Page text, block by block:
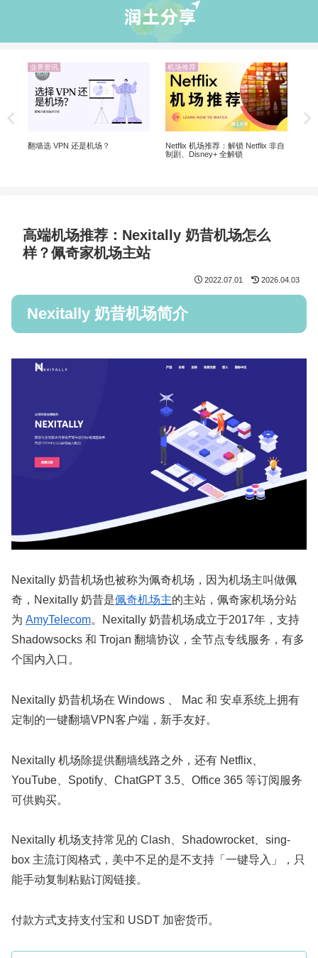
业界资讯
翻墙选 VPN 还是机场？
机场推荐
Netflix 机场推荐：解锁 Netflix 非自
制剧、Disney+ 全解锁
高端机场推荐：Nexitally 奶昔机场怎么
样？佩奇家机场主站
2022.07.01 2026.04.03
Nexitally 奶昔机场简介
Nexitally 奶昔机场也被称为佩奇机场，因为机场主叫做佩
奇，Nexitally 奶昔是佩奇机场主的主站，佩奇家机场分站
为 AmyTelecom。Nexitally 奶昔机场成立于2017年，支持
Shadowsocks 和 Trojan 翻墙协议，全节点专线服务，有多
个国内入口。
Nexitally 奶昔机场在 Windows 、 Mac 和 安卓系统上拥有
定制的一键翻墙VPN客户端，新手友好。
Nexitally 机场除提供翻墙线路之外，还有 Netflix、
YouTube、Spotify、ChatGPT 3.5、Office 365 等订阅服务
可供购买。
Nexitally 机场支持常见的 Clash、Shadowrocket、sing-
box 主流订阅格式，美中不足的是不支持「一键导入」，只
能手动复制粘贴订阅链接。
付款方式支持支付宝和 USDT 加密货币。